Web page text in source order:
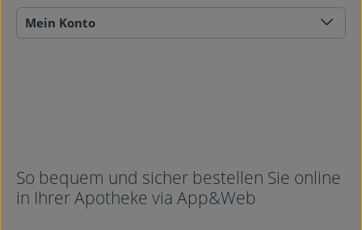
Mein Konto
So bequem und sicher bestellen Sie online
in Ihrer Apotheke via App&Web